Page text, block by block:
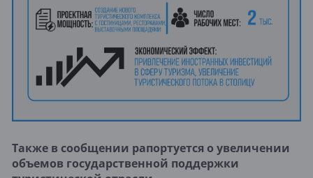
Также в сообщении рапортуется о увеличении
объемов государственной поддержки